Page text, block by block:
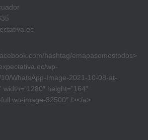
hashtag/emapasomostodos>
wp-
WhatsApp-Image-2021-10-08-at-
width=”1280″ height=”164″
wp-image-32500″ /></a>